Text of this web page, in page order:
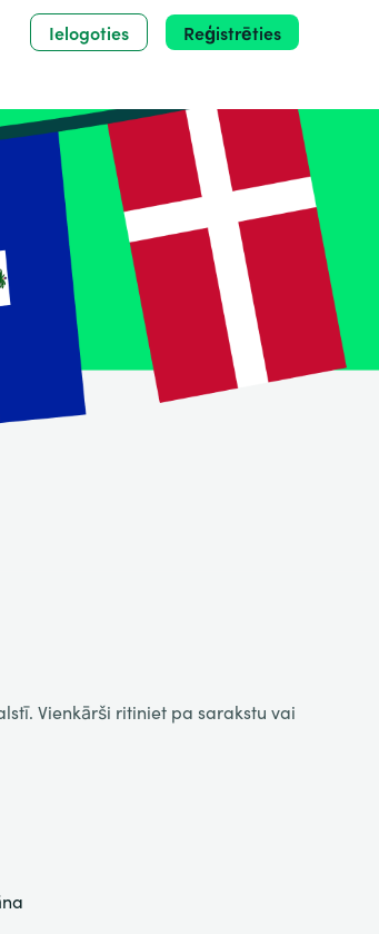
Ielogoties Reģistrēties
Vienkārši ritiniet pa sarakstu vai